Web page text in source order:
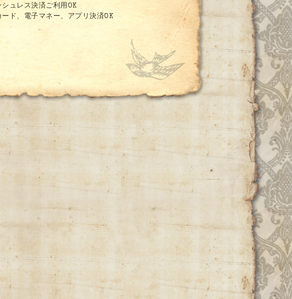
シュレス決済ご利用OK
ド、電子マネー、アプリ決済OK